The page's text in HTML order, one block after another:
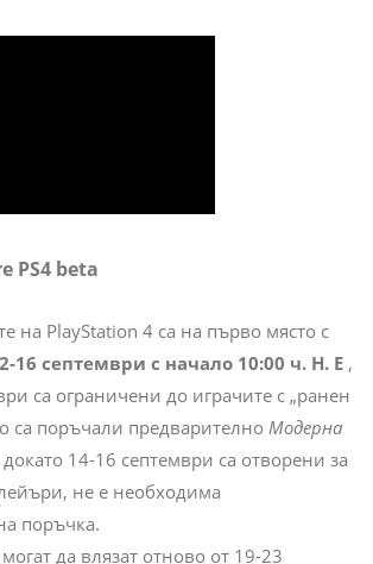
PS4 beta
на PlayStation 4 са на първо място с
16 септември с начало 10:00 ч. Н. Е ,
са ограничени до играчите с „ранен
са поръчали предварително Модерна
докато 14-16 септември са отворени за
не е необходима
поръчка.
да влязат отново от 19-23